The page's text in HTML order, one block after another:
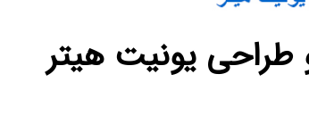
طراحی یونیت هیتر